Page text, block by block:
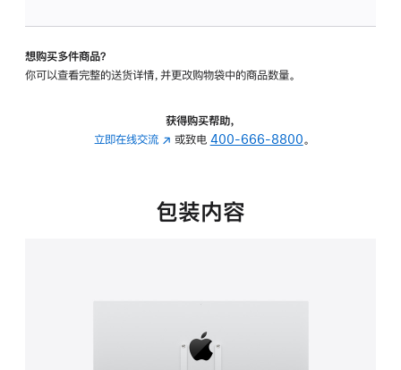
转
的
想购买多件商品？
你可以查看完整的送货详情，并更改购物袋中的商品数量。
获得购买帮助，
立即在线交流 (在
中
或致电 400-666-8800。
包装内容